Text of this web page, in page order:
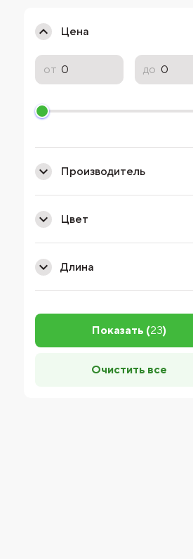
Цена
от до
Производитель
Цвет
Длина
Показать (23)
Очистить все